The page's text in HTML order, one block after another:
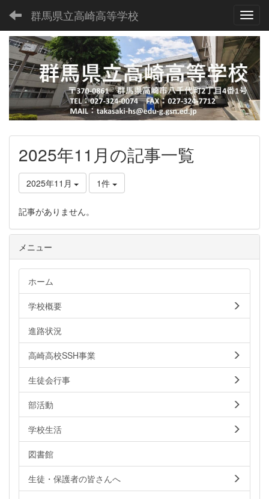
群馬県立高崎高等学校
2025年11月の記事一覧
2025年11月 1件
記事がありません。
メニュー
ホーム
学校概要
進路状況
高崎高校SSH事業
生徒会行事
部活動
学校生活
図書館
生徒・保護者の皆さんへ